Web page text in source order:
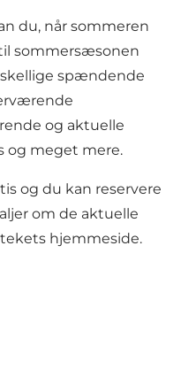
du, når sommeren
sommersæsonen
spændende
og aktuelle
og meget mere.
og du kan reservere
om de aktuelle
hjemmeside.